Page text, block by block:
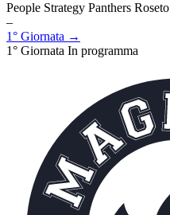
People Strategy Panthers Roseto
–
1° Giornata →
1° Giornata In programma